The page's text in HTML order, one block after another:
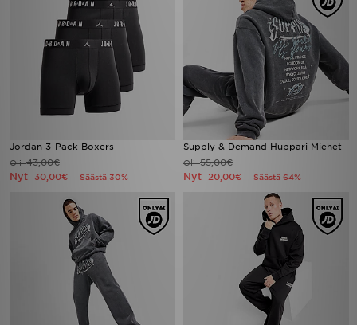
Jordan 3-Pack Boxers
Oli43,00€
Nyt 30,00€ Säästä 30%
Supply & Demand Huppari Miehet
Oli55,00€
Nyt 20,00€ Säästä 64%